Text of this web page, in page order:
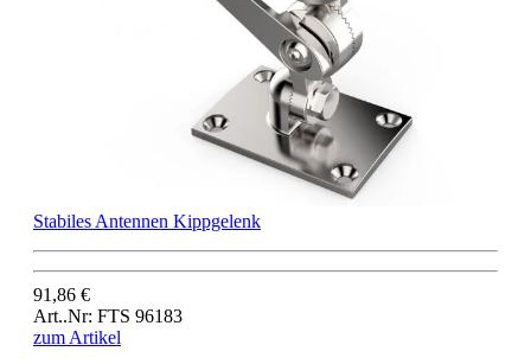
Stabiles Antennen Kippgelenk
91,86 €
Art..Nr: FTS 96183
zum Artikel